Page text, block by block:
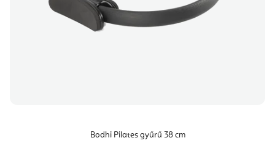
Bodhi Pilates gyűrű 38 cm